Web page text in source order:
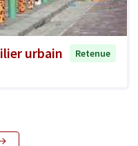
urbain
Retenue